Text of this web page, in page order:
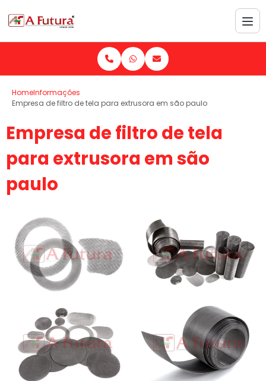
HomeInformações
Empresa de filtro de tela para extrusora em são paulo
Empresa de filtro de tela
para extrusora em são
paulo